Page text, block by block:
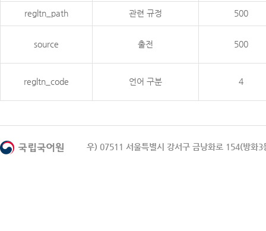
regltn_path 관련 규정 500
source 출전 500
regltn_code 언어 구분 4
우) 07511 서울특별시 강서구 금낭화로 154(방화3